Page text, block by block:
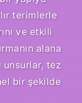
terimlerle
ve etkili
alana
unsurlar, tez
bir şekilde